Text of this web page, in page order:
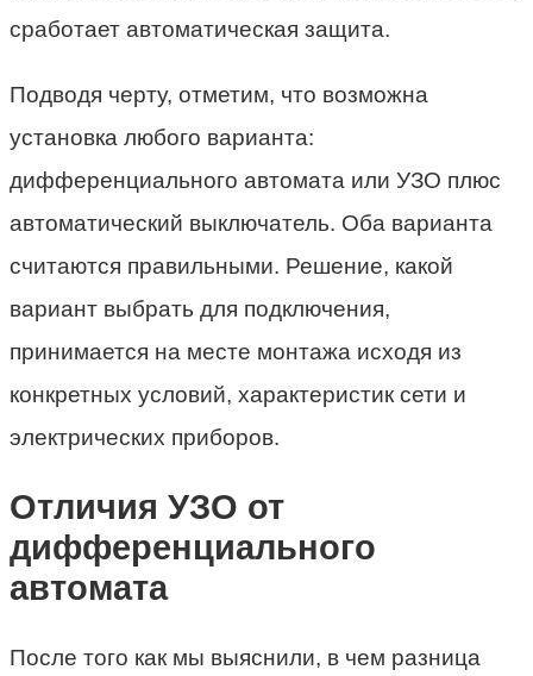
сработает автоматическая защита.
Подводя черту, отметим, что возможна
установка любого варианта:
дифференциального автомата или УЗО плюс
автоматический выключатель. Оба варианта
считаются правильными. Решение, какой
вариант выбрать для подключения,
принимается на месте монтажа исходя из
конкретных условий, характеристик сети и
электрических приборов.
Отличия УЗО от
дифференциального
автомата
После того как мы выяснили, в чем разница